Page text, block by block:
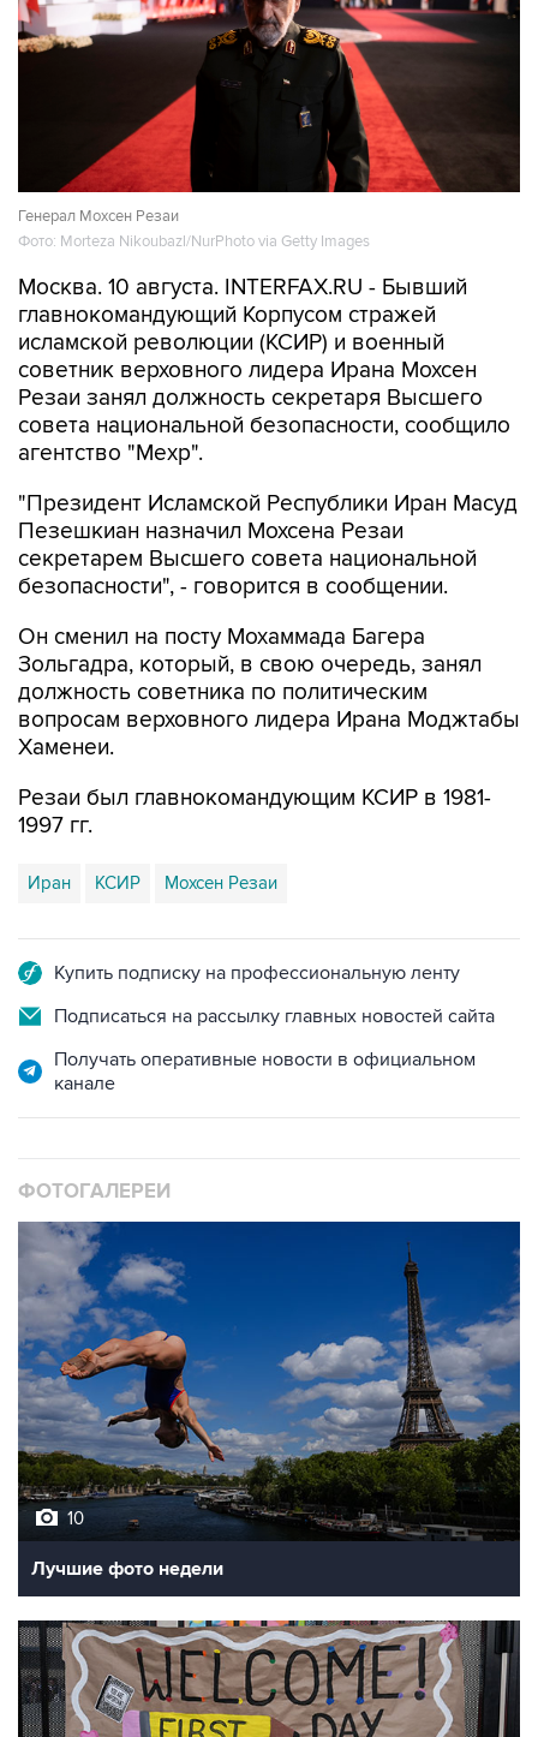
Генерал Мохсен Резаи
Фото: Morteza Nikoubazl/NurPhoto via Getty Images
Москва. 10 августа. INTERFAX.RU - Бывший
главнокомандующий Корпусом стражей
исламской революции (КСИР) и военный
советник верховного лидера Ирана Мохсен
Резаи занял должность секретаря Высшего
совета национальной безопасности, сообщило
агентство "Мехр".
"Президент Исламской Республики Иран Масуд
Пезешкиан назначил Мохсена Резаи
секретарем Высшего совета национальной
безопасности", - говорится в сообщении.
Он сменил на посту Мохаммада Багера
Зольгадра, который, в свою очередь, занял
должность советника по политическим
вопросам верховного лидера Ирана Моджтабы
Хаменеи.
Резаи был главнокомандующим КСИР в 1981-
1997 гг.
Иран КСИР Мохсен Резаи
Купить подписку на профессиональную ленту
Подписаться на рассылку главных новостей сайта
Получать оперативные новости в официальном
канале
ФОТОГАЛЕРЕИ
10
Лучшие фото недели